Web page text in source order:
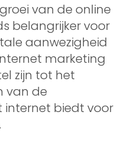
van de online
belangrijker voor
aanwezigheid
marketing
zijn tot het
van de
internet biedt voor